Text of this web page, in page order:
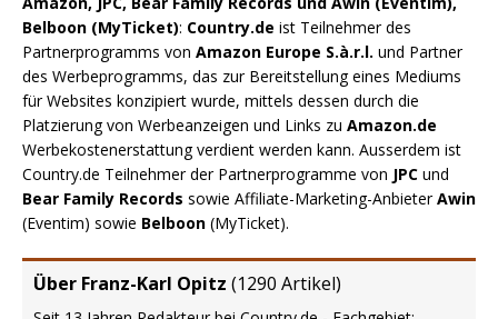
Belboon (MyTicket): Country.de ist Teilnehmer des
Partnerprogramms von Amazon Europe S.à.r.l. und Partner
des Werbeprogramms, das zur Bereitstellung eines Mediums
für Websites konzipiert wurde, mittels dessen durch die
Platzierung von Werbeanzeigen und Links zu Amazon.de
Werbekostenerstattung verdient werden kann. Ausserdem ist
Country.de Teilnehmer der Partnerprogramme von JPC und
Bear Family Records sowie Affiliate-Marketing-AnbieterAwin
(Eventim) sowie Belboon (MyTicket).
Über Franz-Karl Opitz (1290 Artikel)